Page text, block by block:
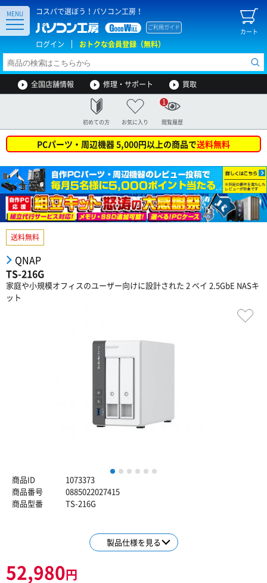
コスパで選ぼう！パソコン工房！
カート
ご利用ガイド
ログイン おトクな会員登録（無料）
MENU
全国店舗情報 修理・サポート 買取
初めての方 お気に入り 閲覧履歴
1
PCパーツ・周辺機器 5,000円以上の商品で送料無料
送料無料
QNAP
TS-216G
家庭や小規模オフィスのユーザー向けに設計された 2 ベイ 2.5GbE NASキ
ット
1 2 3 4 5
商品ID
1073373
商品番号
0885022027415
商品型番
TS-216G
製品仕様を見る
52,980円